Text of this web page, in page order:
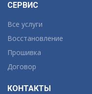
СЕРВИС
Все услуги
Восстановление
Прошивка
Договор
КОНТАКТЫ